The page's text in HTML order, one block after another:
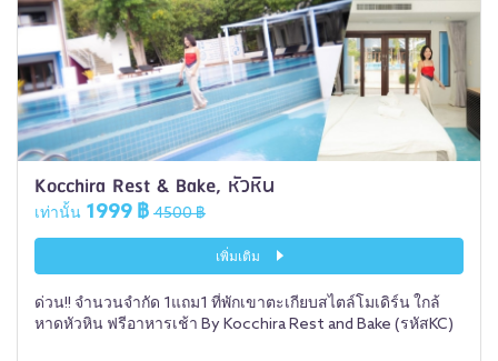
Kocchira Rest & Bake, หัวหิน
เท่านั้น 1999 ฿ 4500 ฿
เพิ่มเติม
ด่วน!! จำนวนจำกัด 1แถม1 ที่พักเขาตะเกียบสไตล์โมเดิร์น ใกล้
หาดหัวหิน ฟรีอาหารเช้า By Kocchira Rest and Bake (รหัสKC)